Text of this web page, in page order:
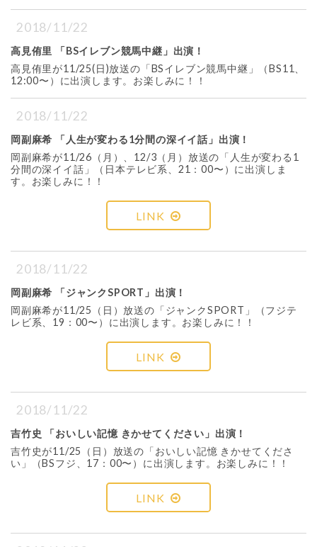
2018/11/22
高見侑里 「BSイレブン競馬中継」出演！
高見侑里が11/25(日)放送の「BSイレブン競馬中継」（BS11、
12:00〜）に出演します。お楽しみに！！
2018/11/22
岡副麻希 「人生が変わる1分間の深イイ話」出演！
岡副麻希が11/26（月）、12/3（月）放送の「人生が変わる1
分間の深イイ話」（日本テレビ系、21：00〜）に出演しま
す。お楽しみに！！
LINK
2018/11/22
岡副麻希 「ジャンクSPORT」出演！
岡副麻希が11/25（日）放送の「ジャンクSPORT」（フジテ
レビ系、19：00〜）に出演します。お楽しみに！！
LINK
2018/11/22
吉竹史 「おいしい記憶 きかせてください」出演！
吉竹史が11/25（日）放送の「おいしい記憶 きかせてくださ
い」（BSフジ、17：00〜）に出演します。お楽しみに！！
LINK